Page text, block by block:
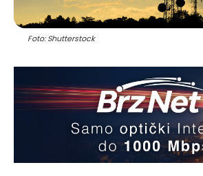
Foto: Shutterstock